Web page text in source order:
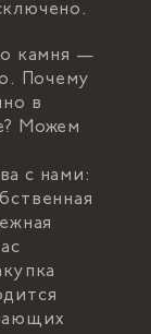
камня —
Почему
в
Можем
с нами: